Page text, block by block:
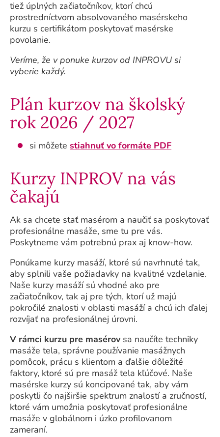
tiež úplných začiatočníkov, ktorí chcú
prostredníctvom absolvovaného masérskeho
kurzu s certifikátom poskytovať masérske
povolanie.
Veríme, že v ponuke kurzov od INPROVU si
vyberie každý.
Plán kurzov na školský
rok 2026 / 2027
si môžete stiahnuť vo formáte PDF
Kurzy INPROV na vás
čakajú
Ak sa chcete stať masérom a naučiť sa poskytovať
profesionálne masáže, sme tu pre vás.
Poskytneme vám potrebnú prax aj know-how.
Ponúkame kurzy masáží, ktoré sú navrhnuté tak,
aby splnili vaše požiadavky na kvalitné vzdelanie.
Naše kurzy masáží sú vhodné ako pre
začiatočníkov, tak aj pre tých, ktorí už majú
pokročilé znalosti v oblasti masáží a chcú ich ďalej
rozvíjať na profesionálnej úrovni.
V rámci kurzu pre masérov sa naučíte techniky
masáže tela, správne používanie masážnych
pomôcok, prácu s klientom a ďalšie dôležité
faktory, ktoré sú pre masáž tela kľúčové. Naše
masérske kurzy sú koncipované tak, aby vám
poskytli čo najširšie spektrum znalostí a zručností,
ktoré vám umožnia poskytovať profesionálne
masáže v globálnom i úzko profilovanom
zameraní.